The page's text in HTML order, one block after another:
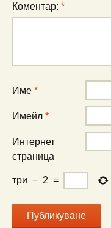
Коментар: *
Име *
Имейл *
Интернет
страница
три − 2 =